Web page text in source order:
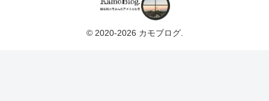
© 2020-2026 カモブログ.